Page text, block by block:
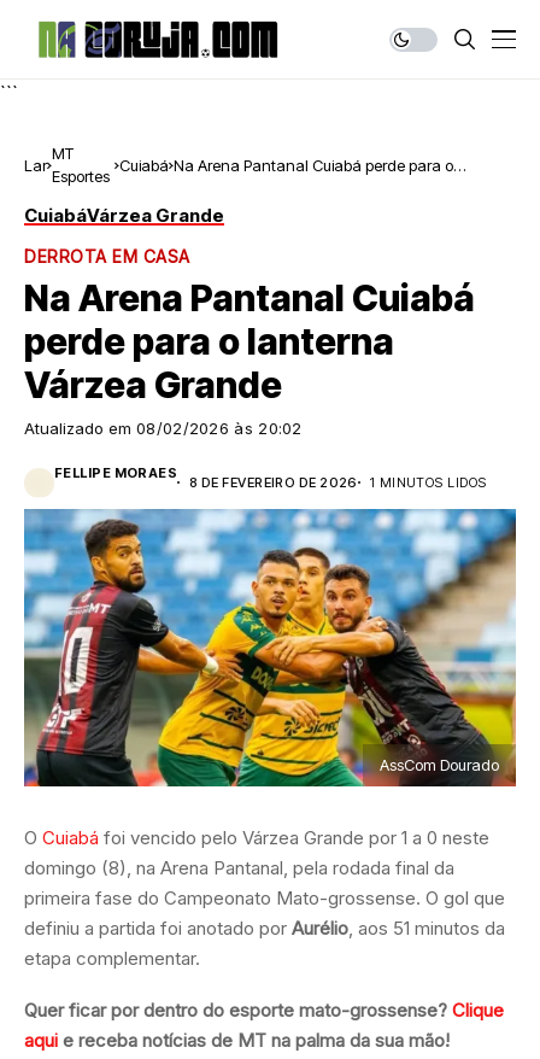
```
Lar
MT
Esportes
Cuiabá Na Arena Pantanal Cuiabá perde para o
CuiabáVárzea Grande
DERROTA EM CASA
Na Arena Pantanal Cuiabá
perde para o lanterna
Várzea Grande
Atualizado em 08/02/2026 às 20:02
FELLIPE MORAES
8 DE FEVEREIRO DE 2026 1 MINUTOS LIDOS
AssCom Dourado
O Cuiabá foi vencido pelo Várzea Grande por 1 a 0 neste
domingo (8), na Arena Pantanal, pela rodada final da
primeira fase do Campeonato Mato-grossense. O gol que
definiu a partida foi anotado por Aurélio, aos 51 minutos da
etapa complementar.
Quer ficar por dentro do esporte mato-grossense? Clique
aqui e receba notícias de MT na palma da sua mão!